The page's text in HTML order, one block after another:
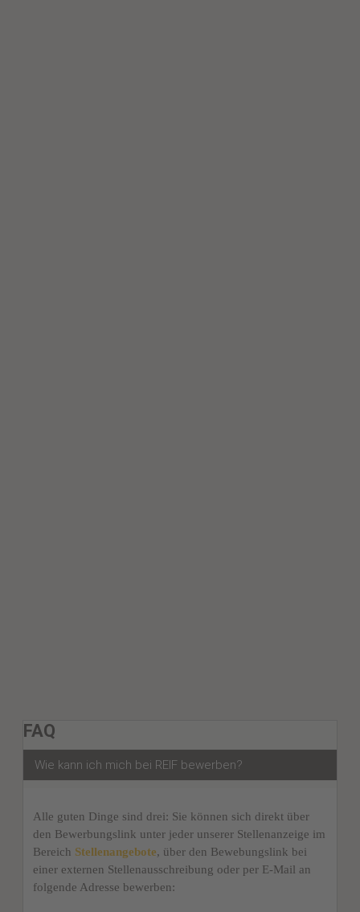
FAQ
Wie kann ich mich bei REIF bewerben?
Alle guten Dinge sind drei: Sie können sich direkt über
den Bewerbungslink unter jeder unserer Stellenanzeige im
Bereich Stellenangebote, über den Bewebungslink bei
einer externen Stellenausschreibung oder per E-Mail an
folgende Adresse bewerben: